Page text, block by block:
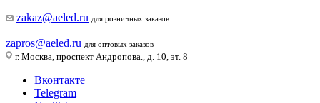
zakaz@aeled.ru для розничных заказов
zapros@aeled.ru для оптовых заказов
г. Москва, проспект Андропова., д. 10, эт. 8
Вконтакте
Telegram